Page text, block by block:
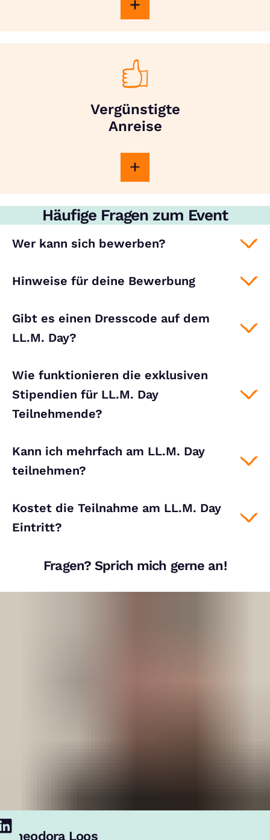
Vergünstigte
Anreise
Häufige Fragen zum Event
Wer kann sich bewerben?
Hinweise für deine Bewerbung
Gibt es einen Dresscode auf dem
LL.M. Day?
Wie funktionieren die exklusiven
Stipendien für LL.M. Day
Teilnehmende?
Kann ich mehrfach am LL.M. Day
teilnehmen?
Kostet die Teilnahme am LL.M. Day
Eintritt?
Fragen? Sprich mich gerne an!
Theodora Loos